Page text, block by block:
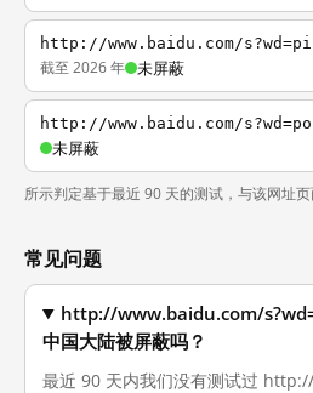
http://www.baidu.com/
截至 2026 年 未屏蔽
http://www.baidu.com/
未屏蔽
所示判定基于最近 90 天的测试，与该网址页
常见问题
http://www.baidu.com/
中国大陆被屏蔽吗？
最近 90 天内我们没有测试过